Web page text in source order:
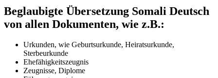
Beglaubigte Übersetzung Somali Deutsch
von allen Dokumenten, wie z.B.:
Urkunden, wie Geburtsurkunde, Heiratsurkunde,
Sterbeurkunde
Ehefähigkeitszeugnis
Zeugnisse, Diplome